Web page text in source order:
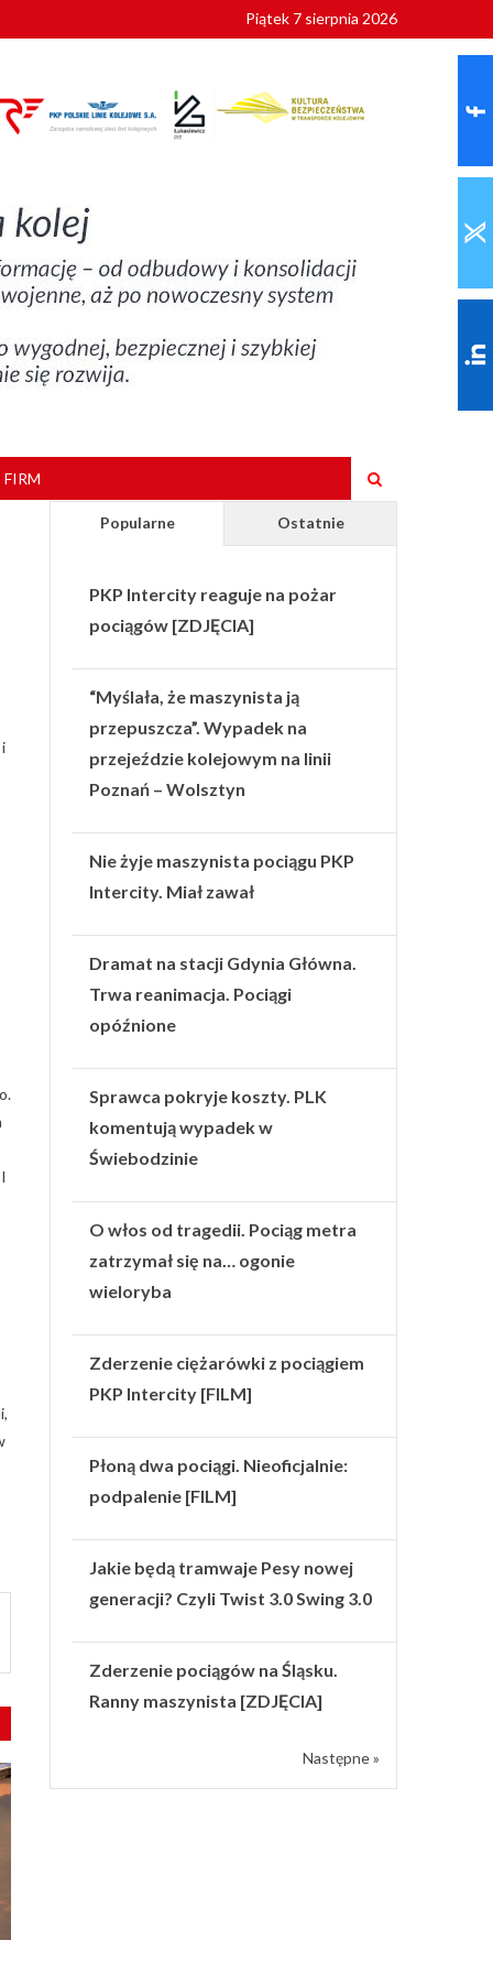
Piątek 7 sierpnia 2026
Popularne Ostatnie
PKP Intercity reaguje na pożar
pociągów [ZDJĘCIA]
“Myślała, że maszynista ją
przepuszcza”. Wypadek na
przejeździe kolejowym na linii
Poznań – Wolsztyn
Nie żyje maszynista pociągu PKP
Intercity. Miał zawał
Dramat na stacji Gdynia Główna.
Trwa reanimacja. Pociągi
opóźnione
Sprawca pokryje koszty. PLK
komentują wypadek w
Świebodzinie
O włos od tragedii. Pociąg metra
zatrzymał się na… ogonie
wieloryba
Zderzenie ciężarówki z pociągiem
PKP Intercity [FILM]
Płoną dwa pociągi. Nieoficjalnie:
podpalenie [FILM]
Jakie będą tramwaje Pesy nowej
generacji? Czyli Twist 3.0 Swing 3.0
Zderzenie pociągów na Śląsku.
Ranny maszynista [ZDJĘCIA]
Następne »